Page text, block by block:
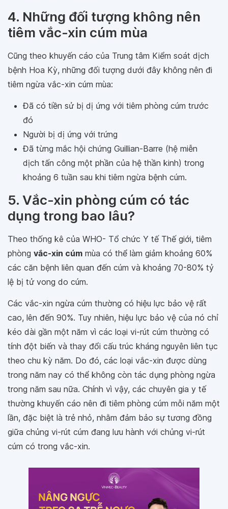
4. Những đối tượng không nên
tiêm vắc-xin cúm mùa
Cũng theo khuyến cáo của Trung tâm Kiểm soát dịch
bệnh Hoa Kỳ, những đối tượng dưới đây không nên đi
tiêm ngừa vắc-xin cúm mùa:
Đã có tiền sử bị dị ứng với tiêm phòng cúm trước
đó
Người bị dị ứng với trứng
Đã từng mắc hội chứng Guillian-Barre (hệ miễn
dịch tấn công một phần của hệ thần kinh) trong
khoảng 6 tuần sau khi tiêm ngừa bệnh cúm.
5. Vắc-xin phòng cúm có tác
dụng trong bao lâu?
Theo thống kê của WHO- Tổ chức Y tế Thế giới, tiêm
phòng vắc-xin cúm mùa có thể làm giảm khoảng 60%
các căn bệnh liên quan đến cúm và khoảng 70-80% tỷ
lệ bị tử vong do cúm.
Các vắc-xin ngừa cúm thường có hiệu lực bảo vệ rất
cao, lên đến 90%. Tuy nhiên, hiệu lực bảo vệ của nó chỉ
kéo dài gần một năm vì các loại vi-rút cúm thường có
tính đột biến và thay đổi cấu trúc kháng nguyên liên tục
theo chu kỳ năm. Do đó, các loại vắc-xin được dùng
trong năm nay có thể không còn tác dụng phòng ngừa
trong năm sau nữa. Chính vì vậy, các chuyên gia y tế
thường khuyến cáo nên đi tiêm phòng cúm mỗi năm một
lần, đặc biệt là trẻ nhỏ, nhằm đảm bảo sự tương đồng
giữa chủng vi-rút cúm đang lưu hành với chủng vi-rút
cúm có trong vắc-xin.